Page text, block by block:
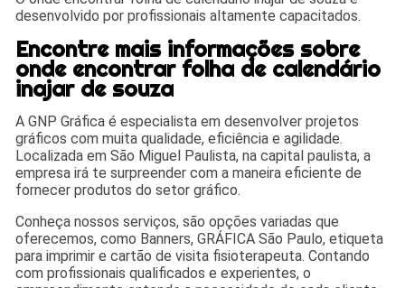
desenvolvido por profissionais altamente capacitados.
Encontre mais informações sobre
onde encontrar folha de calendário
inajar de souza
A GNP Gráfica é especialista em desenvolver projetos
gráficos com muita qualidade, eficiência e agilidade.
Localizada em São Miguel Paulista, na capital paulista, a
empresa irá te surpreender com a maneira eficiente de
fornecer produtos do setor gráfico.
Conheça nossos serviços, são opções variadas que
oferecemos, como Banners, GRÁFICA São Paulo, etiqueta
para imprimir e cartão de visita fisioterapeuta. Contando
com profissionais qualificados e experientes, o